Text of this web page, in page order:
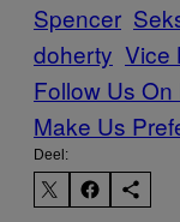
Spencer
doherty Vice
Follow Us
Make Us
Deel: